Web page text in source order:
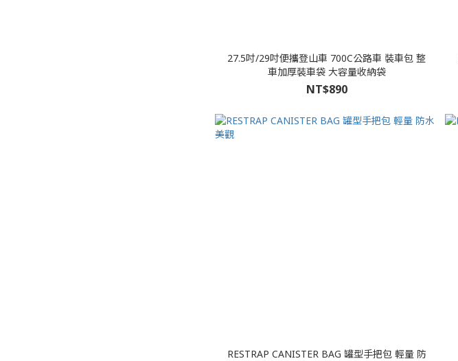
27.5吋/29吋便攜登山車 700C公路車 裝車包 整
車加厚裝車袋 大容量收納袋
NT$890
RESTRAP CANISTER BAG 罐型手把包 輕量 防